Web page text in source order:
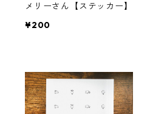
メリーさん【ステッカー】
¥200